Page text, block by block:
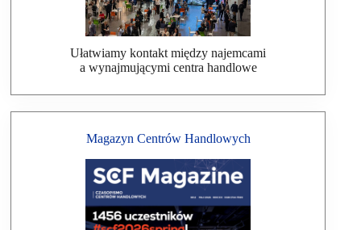
Ułatwiamy kontakt między najemcami
a wynajmującymi centra handlowe
Magazyn Centrów Handlowych